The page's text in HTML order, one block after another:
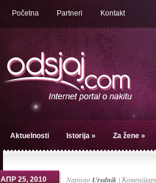
Početna Partneri Kontakt
Aktuelnosti Istorija » Za žene »
АПР 25, 2010 Napisao Urednik |